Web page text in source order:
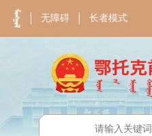
无障碍 长者模式